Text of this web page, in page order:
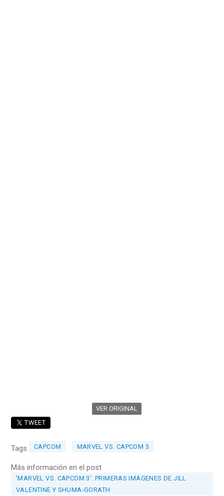
VER ORIGINAL
TWEET
Tags CAPCOM MARVEL VS. CAPCOM 3
Más información en el post
'MARVEL VS. CAPCOM 3'. PRIMERAS IMÁGENES DE JILL
VALENTINE Y SHUMA-GORATH